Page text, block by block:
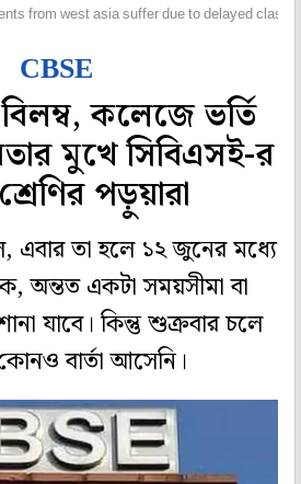
from west asia suffer due to delayed class
CBSE
কলেজে ভর্তি
মুখে সিবিএসই-র
পড়ুয়ারা
এবার তা হলে ১২ জুনের মধ্যে
অন্তত একটা সময়সীমা বা
যাবে। কিন্তু শুক্রবার চলে
বার্তা আসেনি।